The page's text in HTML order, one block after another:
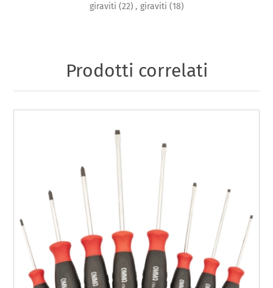
giraviti (22) , giraviti (18)
Prodotti correlati